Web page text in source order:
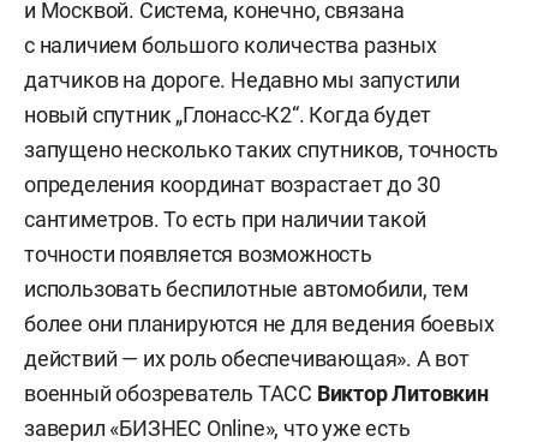
и Москвой. Система, конечно, связана
с наличием большого количества разных
датчиков на дороге. Недавно мы запустили
новый спутник „Глонасс-К2“. Когда будет
запущено несколько таких спутников, точность
определения координат возрастает до 30
сантиметров. То есть при наличии такой
точности появляется возможность
использовать беспилотные автомобили, тем
более они планируются не для ведения боевых
действий — их роль обеспечивающая». А вот
военный обозреватель ТАСС Виктор Литовкин
заверил «БИЗНЕС Online», что уже есть